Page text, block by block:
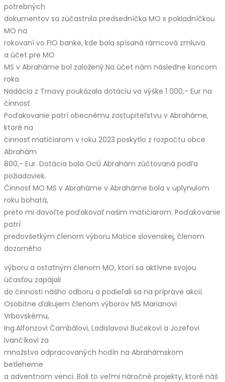
potrebných
dokumentov sa zúčastnila predsedníčka MO s pokladníčkou
MO na
rokovaní vo FIO banke, kde bola spísaná rámcová zmluva
a účet pre MO
MS v Abraháme bol založený.Na účet nám následne koncom
roka
Nadácia z Trnavy poukázala dotáciu vo výške 1 000,- Eur na
činnosť.
Poďakovanie patrí obecnému zastupiteľstvu v Abraháme,
ktoré na
činnosť matičiarom v roku 2023 poskytlo z rozpočtu obce
Abrahám
800,- Eur. Dotácia bola OcÚ Abrahám zúčtovaná podľa
požiadaviek.
Činnosť MO MS v Abraháme v Abraháme bola v uplynulom
roku bohatá,
preto mi dovoľte poďakovať našim matičiarom. Poďakovanie
patrí
predovšetkým členom výboru Matice slovenskej, členom
dozorného
výboru a ostatným členom MO, ktorí sa aktívne svojou
účasťou zapájali
do činnosti nášho odboru a podieľali sa na príprave akcií.
Osobitne ďakujem členom výborov MS Marianovi
Vrbovskému,
Ing.Alfonzovi Čambálovi, Ladislavovi Bučekovi a Jozefovi
Ivančíkovi za
množstvo odpracovaných hodín na Abrahámskom
betleheme
a adventnom venci. Boli to veľmi náročné projekty, ktoré náš